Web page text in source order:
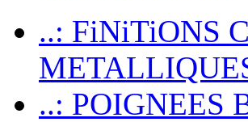
..: FiNiTiONS
..: POIGNEES